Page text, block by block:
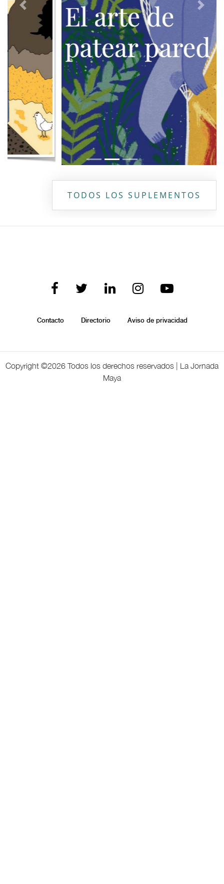
Previous Next
TODOS LOS SUPLEMENTOS
Contacto Directorio Aviso de privacidad
Copyright ©2026 Todos los derechos reservados | La Jornada
Maya